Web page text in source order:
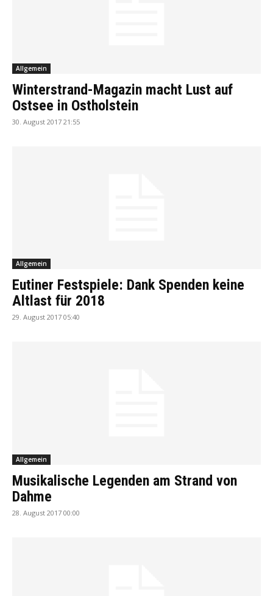
Allgemein
Winterstrand-Magazin macht Lust auf
Ostsee in Ostholstein
30. August 2017 21:55
Allgemein
Eutiner Festspiele: Dank Spenden keine
Altlast für 2018
29. August 2017 05:40
Allgemein
Musikalische Legenden am Strand von
Dahme
28. August 2017 00:00